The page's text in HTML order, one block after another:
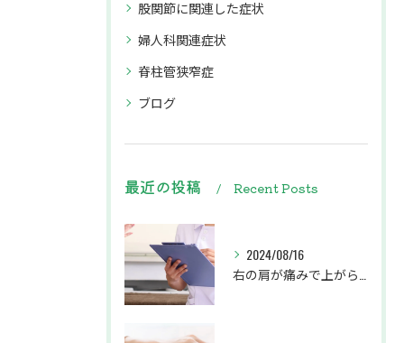
股関節に関連した症状
婦人科関連症状
脊柱管狭窄症
ブログ
最近の投稿 Recent Posts
2024/08/16